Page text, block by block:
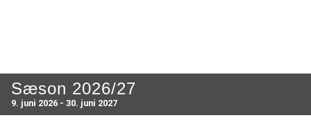
Sæson 2026/27
9. juni 2026 - 30. juni 2027